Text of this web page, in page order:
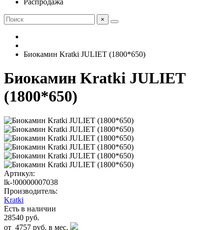
Распродажа
×
Биокамин Kratki JULIET (1800*650)
Биокамин Kratki JULIET
(1800*650)
Артикул:
lk-!00000007038
Производитель:
Kratki
Есть в наличии
28540 руб.
от 4757 руб. в мес.